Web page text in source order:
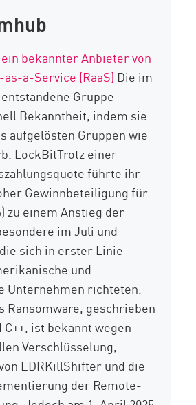
bekannter Anbieter von
a-Service (RaaS) Die im
Gruppe
Bekanntheit, indem sie
aufgelösten Gruppen wie
LockBitTrotz einer
führte ihr
Gewinnbeteiligung für
zu einem Anstieg der
im Juli und
sich in erster Linie
und
Unternehmen richteten.
Ransomware, geschrieben
C++, ist bekanntwegen
Verschlüsselung,
EDRKillShifterund die
der Remote-